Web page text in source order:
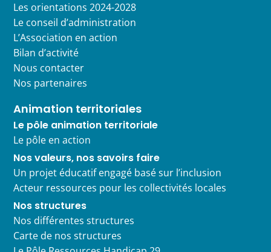
Les orientations 2024-2028
Le conseil d’administration
L’Association en action
Bilan d’activité
Nous contacter
Nos partenaires
Animation territoriales
Le pôle animation territoriale
Le pôle en action
Nos valeurs, nos savoirs faire
Un projet éducatif engagé basé sur l’inclusion
Acteur ressources pour les collectivités locales
Nos structures
Nos différentes structures
Carte de nos structures